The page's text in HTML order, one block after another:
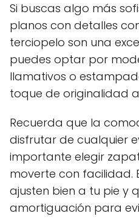
Si buscas algo más
planos con detalles
terciopelo son una
puedes optar por
llamativos o
toque de originalidad
Recuerda que la
disfrutar de cualquier
importante elegir
moverte con facilidad.
ajusten bien a tu pie y
amortiguación para